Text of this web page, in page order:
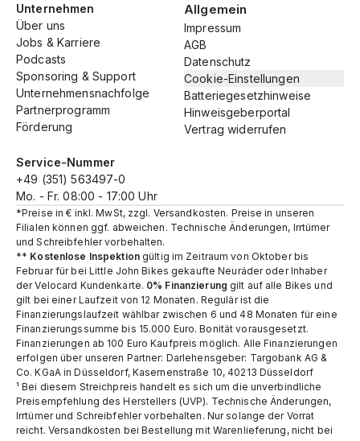
Service-Nummer
+49 (351) 563497-0
Mo. - Fr. 08:00 - 17:00 Uhr
Unternehmen
Über uns
Jobs & Karriere
Podcasts
Sponsoring & Support
Unternehmensnachfolge
Partnerprogramm
Förderung
Allgemein
Impressum
AGB
Datenschutz
Cookie-Einstellungen
Batteriegesetzhinweise
Hinweisgeberportal
Vertrag widerrufen
*Preise in € inkl. MwSt, zzgl. Versandkosten. Preise in unseren
Filialen können ggf. abweichen. Technische Änderungen, Irrtümer
und Schreibfehler vorbehalten.
** Kostenlose Inspektiongültig im Zeitraum von Oktober bis
Februar für bei Little John Bikes gekaufte Neuräder oder Inhaber
der Velocard Kundenkarte. 0% Finanzierung gilt auf alle Bikes und
gilt bei einer Laufzeit von 12 Monaten. Regulär ist die
Finanzierungslaufzeit wählbar zwischen 6 und 48 Monaten für eine
Finanzierungssumme bis 15.000 Euro. Bonität vorausgesetzt.
Finanzierungen ab 100 Euro Kaufpreis möglich. Alle Finanzierungen
erfolgen über unseren Partner: Darlehensgeber: Targobank AG &
Co. KGaA in Düsseldorf, Kasernenstraße 10, 40213 Düsseldorf
¹ Bei diesem Streichpreis handelt es sich um die unverbindliche
Preisempfehlung des Herstellers (UVP). Technische Änderungen,
Irrtümer und Schreibfehler vorbehalten. Nur solange der Vorrat
reicht.​ Versandkosten bei Bestellung mit Warenlieferung, nicht bei